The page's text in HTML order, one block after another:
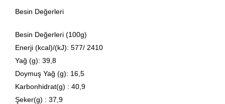
Besin Değerleri
Besin Değerleri (100g)
Enerji (kcal)/(kJ): 577/ 2410
Yağ (g): 39,8
Doymuş Yağ (g): 16,5
Karbonhidrat(g) : 40,9
Şeker(g) : 37,9